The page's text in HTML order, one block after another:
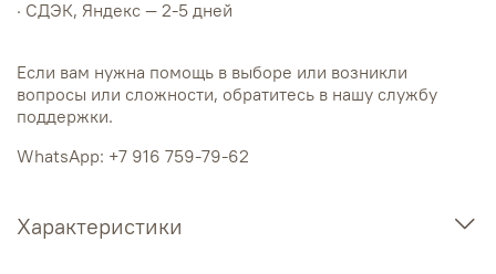
· СДЭК, Яндекс — 2-5 дней
Если вам нужна помощь в выборе или возникли
вопросы или сложности, обратитесь в нашу службу
поддержки.
WhatsApp: +7 916 759-79-62
Характеристики